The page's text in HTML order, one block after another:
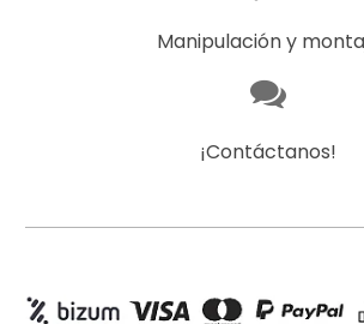
Manipulación y
¡Contáctanos!